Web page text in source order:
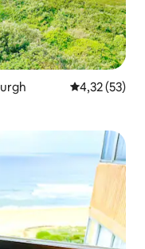
Xếp hạng
4,32 (53)